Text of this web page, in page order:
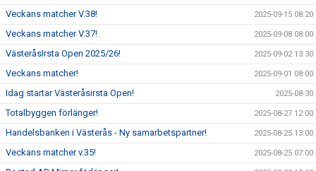
Veckans matcher V.38! 2025-09-15 08:20
Veckans matcher V.37! 2025-09-08 08:00
VästeråsIrsta Open 2025/26! 2025-09-02 13:30
Veckans matcher! 2025-09-01 08:00
Idag startar Västeråsirsta Open! 2025-08-30
Totalbyggen förlänger! 2025-08-27 12:00
Handelsbanken i Västerås - Ny samarbetspartner! 2025-08-25 13:00
Veckans matcher v.35! 2025-08-25 07:00